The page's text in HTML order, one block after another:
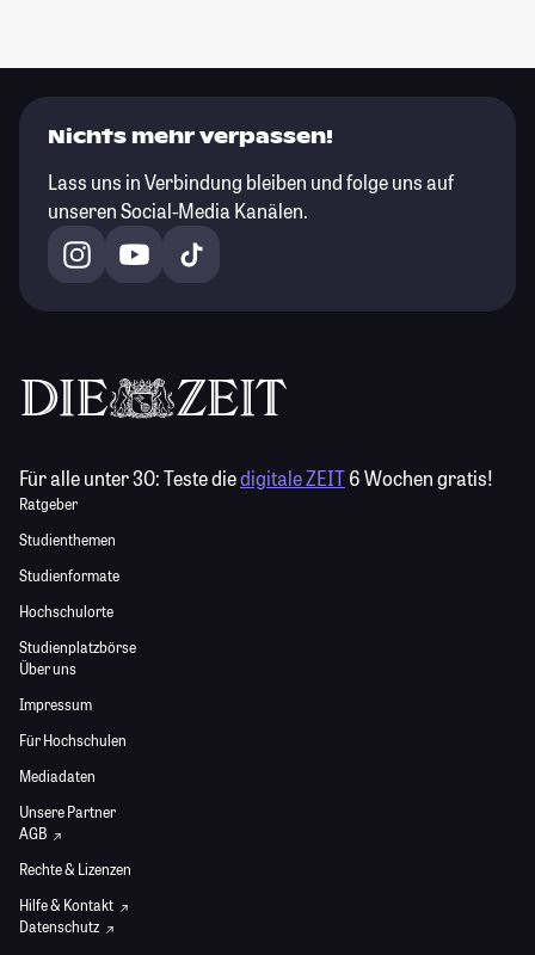
Nichts mehr verpassen!
Lass uns in Verbindung bleiben und folge uns auf
unseren Social-Media Kanälen.
Für alle unter 30:Teste diedigitale ZEIT6 Wochen gratis!
Ratgeber
Studienthemen
Studienformate
Hochschulorte
Studienplatzbörse
Über uns
Impressum
Für Hochschulen
Mediadaten
Unsere Partner
AGB
Rechte & Lizenzen
Hilfe & Kontakt
Datenschutz